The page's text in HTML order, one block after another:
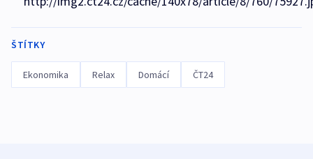
ŠTÍTKY
Ekonomika Relax Domácí ČT24